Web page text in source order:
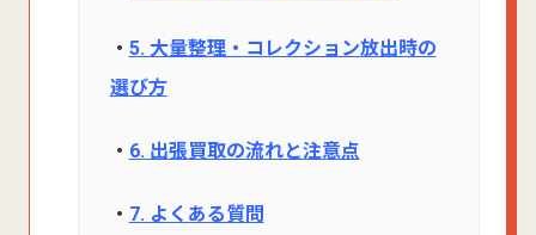
・ 5. 大量整理・コレクション放出時の
選び方
・ 6. 出張買取の流れと注意点
・ 7. よくある質問